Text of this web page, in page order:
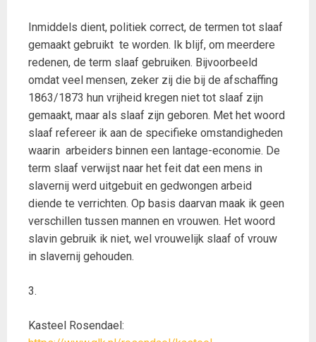
Inmiddels dient, politiek correct, de termen tot slaaf
gemaakt gebruikt te worden. Ik blijf, om meerdere
redenen, de term slaaf gebruiken. Bijvoorbeeld
omdat veel mensen, zeker zij die bij de afschaffing
1863/1873 hun vrijheid kregen niet tot slaaf zijn
gemaakt, maar als slaaf zijn geboren. Met het woord
slaaf refereer ik aan de specifieke omstandigheden
waarin arbeiders binnen een lantage-economie. De
term slaaf verwijst naar het feit dat een mens in
slavernij werd uitgebuit en gedwongen arbeid
diende te verrichten. Op basis daarvan maak ik geen
verschillen tussen mannen en vrouwen. Het woord
slavin gebruik ik niet, wel vrouwelijk slaaf of vrouw
in slavernij gehouden.
3.
Kasteel Rosendael: